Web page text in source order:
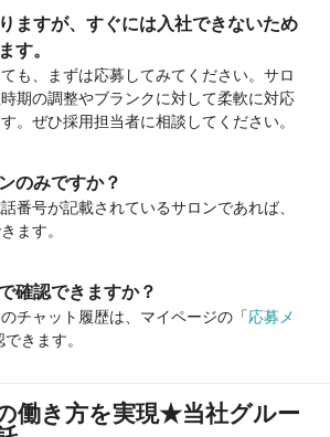
ますが、すぐには入社できないため
す。
も、まずは応募してみてください。サロ
期の調整やブランクに対して柔軟に対応
。ぜひ採用担当者に相談してください。
のみですか？
番号が記載されているサロンであれば、
ます。
確認できますか？
チャット履歴は、マイページの「応募メ
きます。
働き方を実現★当社グルー